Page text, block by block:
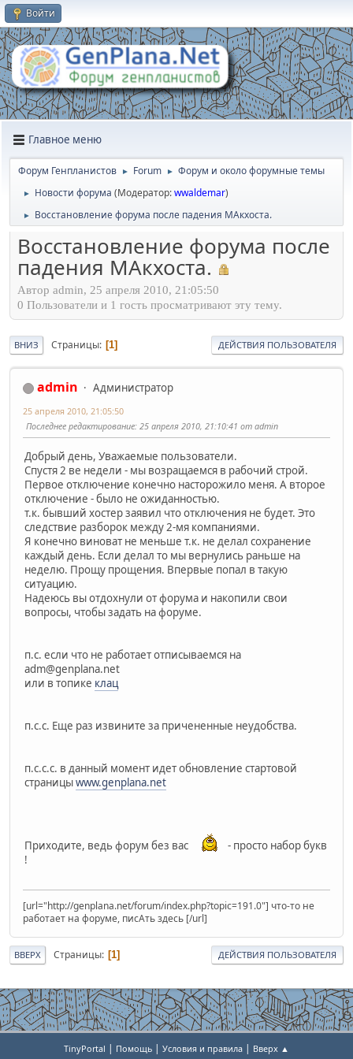
Войти
Главное меню
Форум Генпланистов ► Forum ► Форум и около форумные темы
► Новости форума (Модератор:wwaldemar)
► Восстановление форума после падения МАкхоста.
Восстановление форума после
падения МАкхоста.
Автор admin, 25 апреля 2010, 21:05:50
0 Пользователи и 1 гость просматривают эту тему.
ВНИЗ Страницы 1 ДЕЙСТВИЯ ПОЛЬЗОВАТЕЛЯ
admin Администратор
25 апреля 2010, 21:05:50
Последнее редактирование: 25 апреля 2010, 21:10:41 от admin
Добрый день, Уважаемые пользователи.
Спустя 2 ве недели - мы возращаемся в рабочий строй.
Первое отключение конечно насторожило меня. А второе
отключение - было не ожиданностью.
т.к. бывший хостер заявил что отключения не будет. Это
следствие разборок между 2-мя компаниями.
Я конечно виноват не меньше т.к. не делал сохранение
каждый день. Если делал то мы вернулись раньше на
неделю. Прощу прощения. Впервые попал в такую
ситуацию.
Надеюсь вы отдохнули от форума и накопили свои
вопросы, чтобы задать на форуме.
п.с. если что не работает отписываемся на
adm@genplana.net
или в топике клац
п.с.с. Еще раз извините за причененные неудобства.
п.с.с.с. в данный момент идет обновление стартовой
страницыwww.genplana.net
Приходите, ведь форум без вас
- просто набор букв
!
[url="http://genplana.net/forum/index.php?topic=191.0"] что-то не
работает на форуме, писАть здесь [/url]
ВВЕРХ Страницы 1 ДЕЙСТВИЯ ПОЛЬЗОВАТЕЛЯ
TinyPortal | Помощь | Условия и правила | Вверх ▲